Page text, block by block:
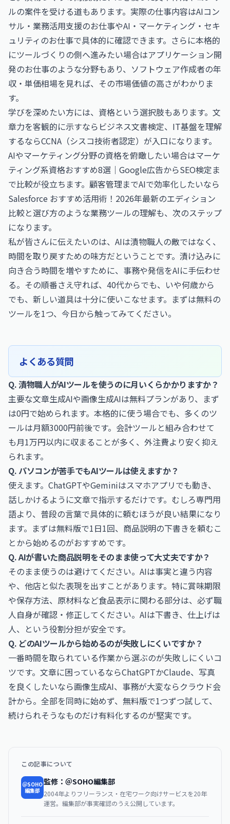
ルの案件を受ける道もあります。実際の仕事内容はAIコン
サル・業務活用支援のお仕事やAI・マーケティング・セキ
ュリティのお仕事で具体的に確認できます。さらに本格的
にツールづくりの側へ進みたい場合はアプリケーション開
発のお仕事のような分野もあり、 ソフトウェア作成者の年
収・単価相場を見れば、その市場価値の高さがわかりま
す。
学びを深めたい方には、資格という選択肢もあります。文
章力を客観的に示すなら ビジネス文書検定、IT基盤を理解
するならCCNA（シスコ技術者認定） が入口になります。
AIやマーケティング分野の資格を俯瞰したい場合はマーケ
ティング系資格おすすめ8選｜Google広告からSEO検定ま
で比較が役立ちます。顧客管理までAIで効率化したいなら
Salesforce おすすめ活用術！2026年最新のエディション
比較と選び方のような業務ツールの理解も、次のステップ
になります。
私が皆さんに伝えたいのは、AIは漬物職人の敵ではなく、
時間を取り戻すための味方だということです。漬け込みに
向き合う時間を増やすために、事務や発信をAIに手伝わせ
る。その順番さえ守れば、40代からでも、いや何歳から
でも、新しい道具は十分に使いこなせます。まずは無料の
ツールを1つ、今日から触ってみてください。
よくある質問
Q. 漬物職人がAIツールを使うのに月いくらかかりますか？
主要な文章生成AIや画像生成AIは無料プランがあり、まず
は0円で始められます。本格的に使う場合でも、多くのツ
ールは月額3000円前後です。会計ツールと組み合わせて
も月1万円以内に収まることが多く、外注費より安く抑え
られます。
Q. パソコンが苦手でもAIツールは使えますか？
使えます。ChatGPTやGeminiはスマホアプリでも動き、
話しかけるように文章で指示するだけです。むしろ専門用
語より、普段の言葉で具体的に頼むほうが良い結果になり
ます。まずは無料版で1日1回、商品説明の下書きを頼むこ
とから始めるのがおすすめです。
Q. AIが書いた商品説明をそのまま使って大丈夫ですか？
そのまま使うのは避けてください。AIは事実と違う内容
や、他店と似た表現を出すことがあります。特に賞味期限
や保存方法、原材料など食品表示に関わる部分は、必ず職
人自身が確認・修正してください。AIは下書き、仕上げは
人、という役割分担が安全です。
Q. どのAIツールから始めるのが失敗しにくいですか？
一番時間を取られている作業から選ぶのが失敗しにくいコ
ツです。文章に困っているならChatGPTかClaude、写真
を良くしたいなら画像生成AI、事務が大変ならクラウド会
計から。全部を同時に始めず、無料版で1つずつ試して、
続けられそうなものだけ有料化するのが堅実です。
この記事について
＠SOHO
編集部
監修：＠SOHO編集部
2004年よりフリーランス・在宅ワーク向けサービスを20年
運営。編集部が事実確認のうえ公開しています。